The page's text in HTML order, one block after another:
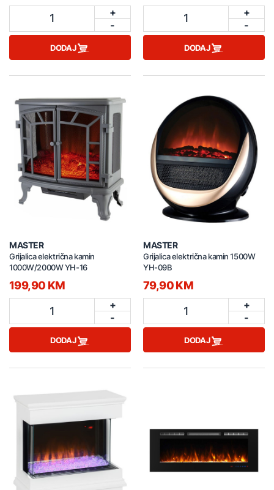
1
+
-
DODAJ
1
+
-
DODAJ
MASTER
Grijalica električna kamin
1000W/2000W YH-16
199,90 KM
1
+
-
DODAJ
MASTER
Grijalica električna kamin 1500W
YH-09B
79,90 KM
1
+
-
DODAJ